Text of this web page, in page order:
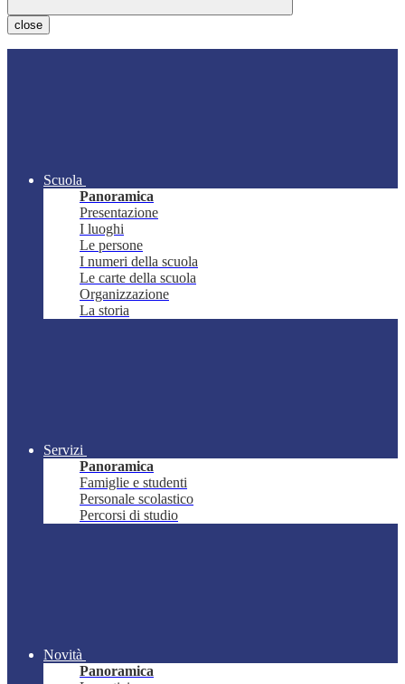
close
Scuola
Panoramica
Presentazione
I luoghi
Le persone
I numeri della scuola
Le carte della scuola
Organizzazione
La storia
Servizi
Panoramica
Famiglie e studenti
Personale scolastico
Percorsi di studio
Novità
Panoramica